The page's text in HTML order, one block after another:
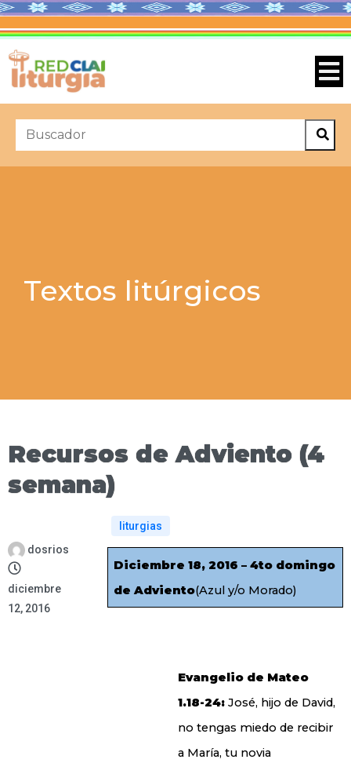
Textos litúrgicos
Recursos de Adviento (4
semana)
dosrios
diciembre
12, 2016
liturgias
Diciembre 18, 2016 – 4to domingo
de Adviento(Azul y/o Morado)
Evangelio de Mateo
1.18-24:José, hijo de David,
no tengas miedo de recibir
a María, tu novia